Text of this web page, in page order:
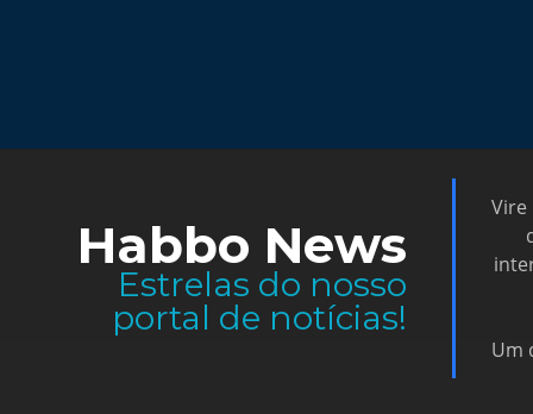
Habbo News
Estrelas do nosso
portal de notícias!
Vire
Um